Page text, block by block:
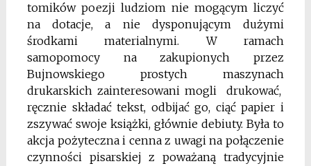
tomików poezji ludziom nie mogącym liczyć
na dotacje, a nie dysponującym dużymi
środkami materialnymi. W ramach
samopomocy na zakupionych przez
Bujnowskiego prostych maszynach
drukarskich zainteresowani mogli drukować,
ręcznie składać tekst, odbijać go, ciąć papier i
zszywać swoje książki, głównie debiuty. Była to
akcja pożyteczna i cenna z uwagi na połączenie
czynności pisarskiej z poważaną tradycyjnie